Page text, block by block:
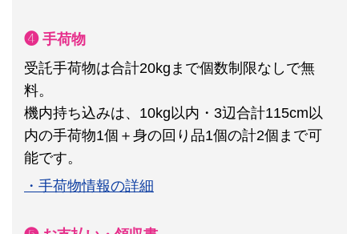
❹ 手荷物
受託手荷物は合計20kgまで個数制限なしで無
料。
機内持ち込みは、10kg以内・3辺合計115cm以
内の手荷物1個＋身の回り品1個の計2個まで可
能です。
・手荷物情報の詳細